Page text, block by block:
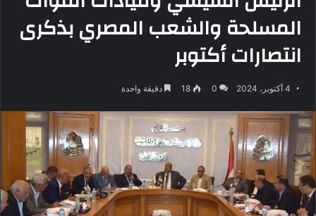
المسلحة والشعب المصري بذكرى
انتصارات أكتوبر
4 أكتوبر، 2024 0
18 دقيقة واحدة